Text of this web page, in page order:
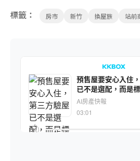
標籤： 房市 新竹 換屋族 站前